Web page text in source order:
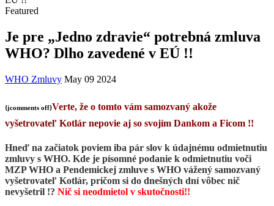
Featured
Je pre „Jedno zdravie“ potrebná zmluva
WHO? Dlho zavedené v EÚ !!
WHO Zmluvy May 09 2024
{jcomments off}Verte, že o tomto vám samozvaný akože
vyšetrovateľ Kotlár nepovie aj so svojím Dankom a Ficom !!
Hneď na začiatok poviem iba pár slov k údajnému odmietnutiu
zmluvy s WHO. Kde je písomné podanie k odmietnutiu voči
MZP WHO a Pendemickej zmluve s WHO vážený samozvaný
vyšetrovateľ Kotlár, pričom si do dnešných dní vôbec nič
nevyšetril !? Nič si neodmietol v skutočnosti!!